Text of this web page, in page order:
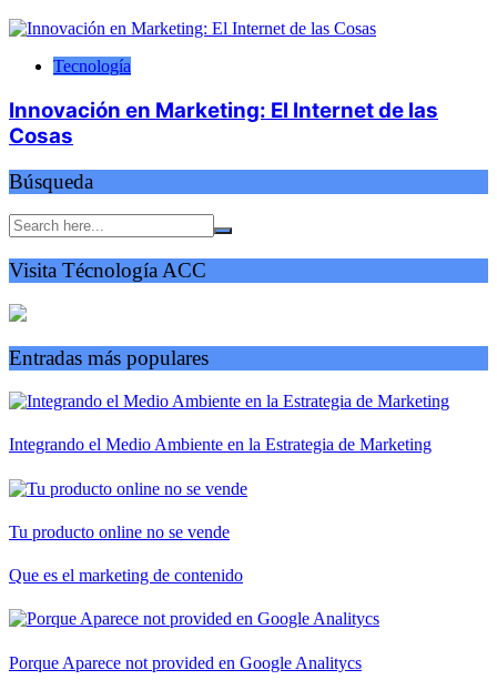
Tecnología
Innovación en Marketing: El Internet de las
Cosas
Búsqueda
Visita Técnología ACC
Entradas más populares
Integrando el Medio Ambiente en la Estrategia de Marketing
Tu producto online no se vende
Que es el marketing de contenido
Porque Aparece not provided en Google Analitycs